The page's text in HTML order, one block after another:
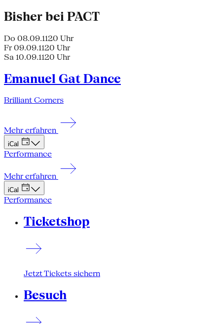
Bisher bei PACT
Do 08.09.1120 Uhr
Fr 09.09.1120 Uhr
Sa 10.09.1120 Uhr
Emanuel Gat Dance
Brilliant Corners
Mehr erfahren
iCal
Performance
Mehr erfahren
iCal
Performance
Ticketshop
Jetzt Tickets sichern
Besuch